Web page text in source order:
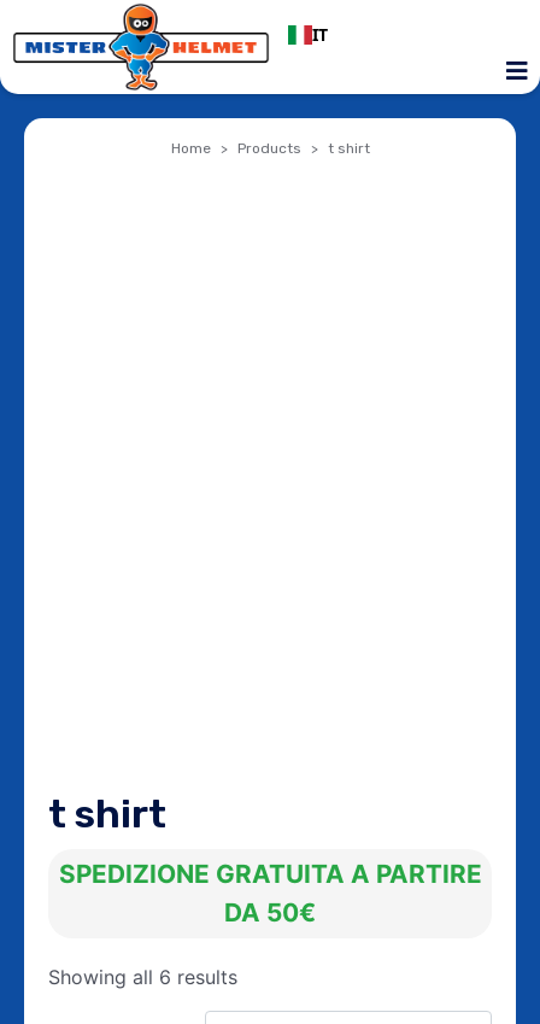
IT
Home Products t shirt
t shirt
SPEDIZIONE GRATUITA A PARTIRE
DA 50€
Showing all 6 results